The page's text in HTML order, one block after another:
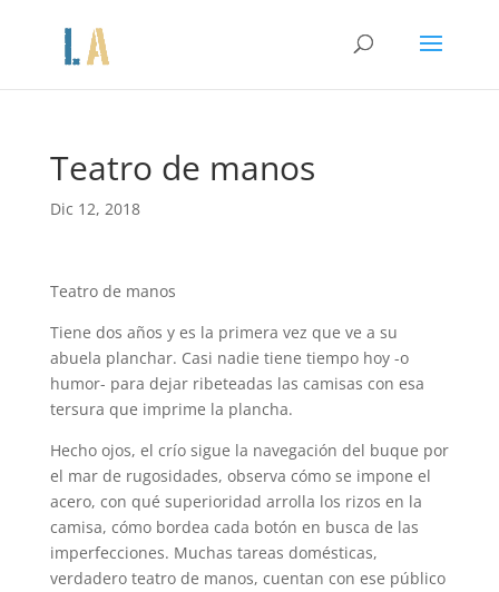
Teatro de manos
Dic 12, 2018
Teatro de manos
Tiene dos años y es la primera vez que ve a su
abuela planchar. Casi nadie tiene tiempo hoy -o
humor- para dejar ribeteadas las camisas con esa
tersura que imprime la plancha.
Hecho ojos, el crío sigue la navegación del buque por
el mar de rugosidades, observa cómo se impone el
acero, con qué superioridad arrolla los rizos en la
camisa, cómo bordea cada botón en busca de las
imperfecciones. Muchas tareas domésticas,
verdadero teatro de manos, cuentan con ese público